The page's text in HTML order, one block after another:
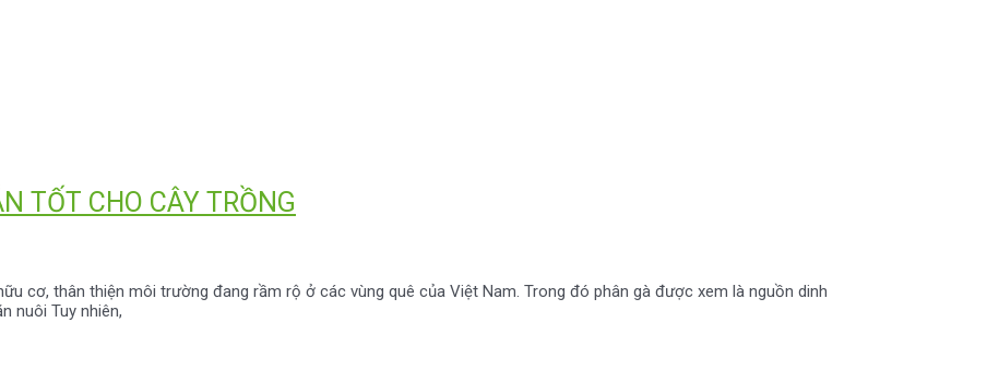
TỐT CHO CÂY TRỒNG
cơ, thân thiện môi trường đang rầm rộ ở các vùng quê của Việt Nam. Trong đó phân gà được xem là nguồn dinh
nuôi Tuy nhiên,